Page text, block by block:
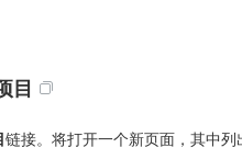
目
链接。将打开一个新页面，其中